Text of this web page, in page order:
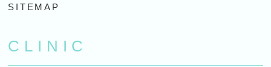
SITEMAP
CLINIC